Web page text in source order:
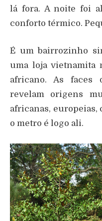
lá fora. A noite foi
conforto térmico.
É um bairrozinho
uma loja vietnamita
africano. As faces
revelam origens
africanas, europeias,
o metro é logo ali.